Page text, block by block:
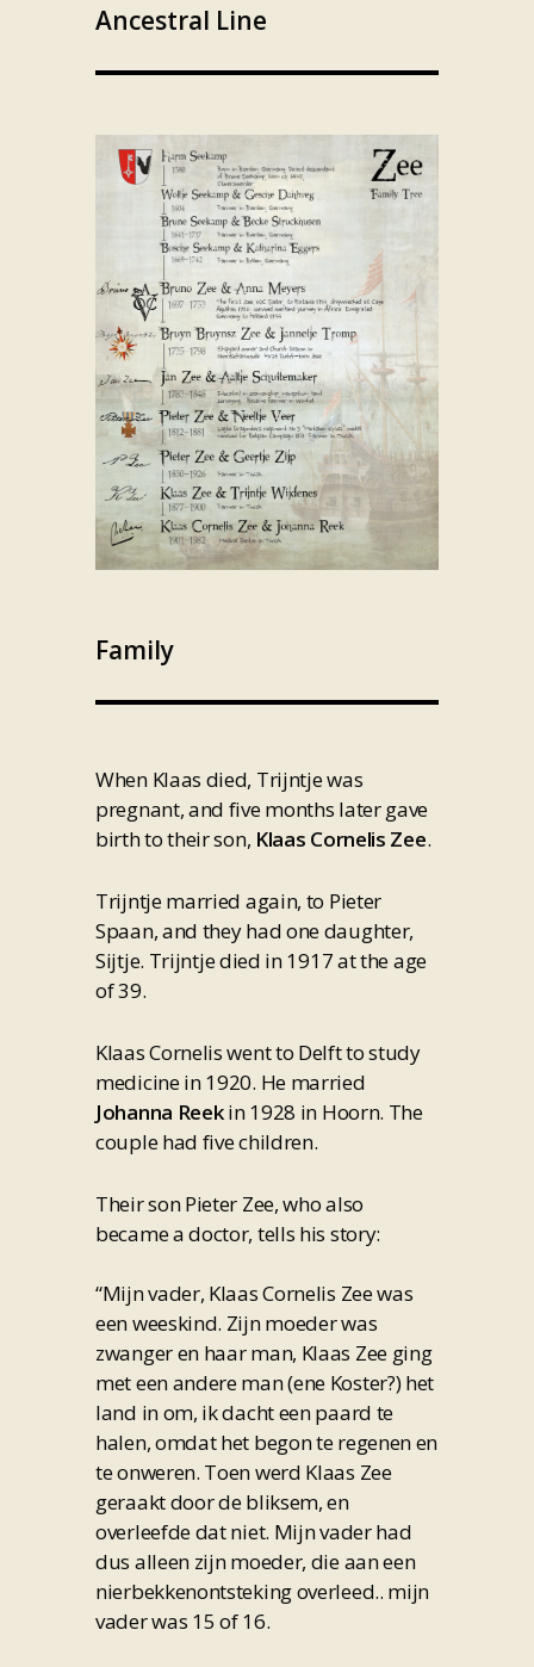
Ancestral Line
Family
When Klaas died, Trijntje was
pregnant, and five months later gave
birth to their son, Klaas Cornelis Zee.
Trijntje married again, to Pieter
Spaan, and they had one daughter,
Sijtje. Trijntje died in 1917 at the age
of 39.
Klaas Cornelis went to Delft to study
medicine in 1920. He married
Johanna Reekin 1928 in Hoorn. The
couple had five children.
Their son Pieter Zee, who also
became a doctor, tells his story:
“Mijn vader, Klaas Cornelis Zee was
een weeskind. Zijn moeder was
zwanger en haar man, Klaas Zee ging
met een andere man (ene Koster?) het
land in om, ik dacht een paard te
halen, omdat het begon te regenen en
te onweren. Toen werd Klaas Zee
geraakt door de bliksem, en
overleefde dat niet. Mijn vader had
dus alleen zijn moeder, die aan een
nierbekkenontsteking overleed.. mijn
vader was 15 of 16.